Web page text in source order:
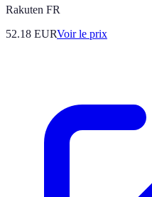
Rakuten FR
52.18 EURVoir le prix